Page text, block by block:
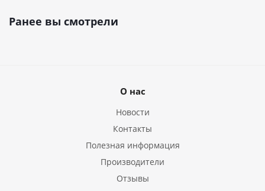
Ранее вы смотрели
О нас
Новости
Контакты
Полезная информация
Производители
Отзывы